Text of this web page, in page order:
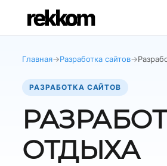
Главная→Разработка сайтов→
РАЗРАБОТКА САЙТОВ
ОТДЫХА